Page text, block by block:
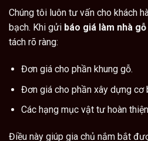
Chúng tôi luôn tư vấn cho khách
bạch. Khi gửi báo giá làm nhà
tách rõ ràng:
Đơn giá cho phần khung gỗ.
Đơn giá cho phần xây dựng cơ
Các hạng mục vật tư hoàn
Điều này giúp gia chủ nắm bắt